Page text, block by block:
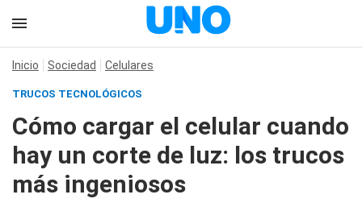
Inicio Sociedad Celulares
TRUCOS TECNOLÓGICOS
Cómo cargar el celular cuando
hay un corte de luz: los trucos
más ingeniosos